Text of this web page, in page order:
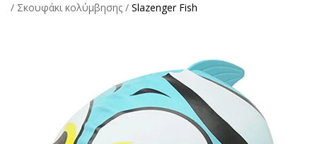
Σκουφάκι κολύμβησης
Slazenger Fish